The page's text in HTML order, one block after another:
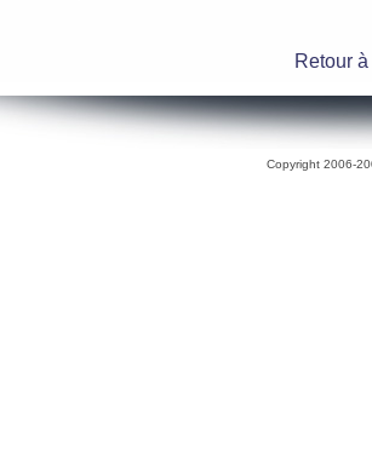
Retour
Copyright 2006-